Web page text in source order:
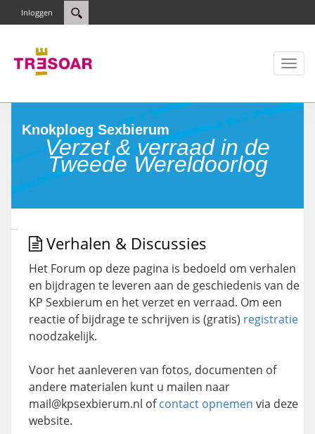
Inloggen
Toggle
Knokploeg Sexbierum
Verzet & verraad in de
Tweede Wereldoorlog
Verhalen & Discussies
Het Forum op deze pagina is bedoeld om verhalen
en bijdragen te leveren aan de geschiedenis van de
KP Sexbierum en het verzet en verraad. Om een
reactie of bijdrage te schrijven is (gratis) registratie
noodzakelijk.
Voor het aanleveren van fotos, documenten of
andere materialen kunt u mailen naar
mail@kpsexbierum.nl ofcontact opnemen via deze
website.